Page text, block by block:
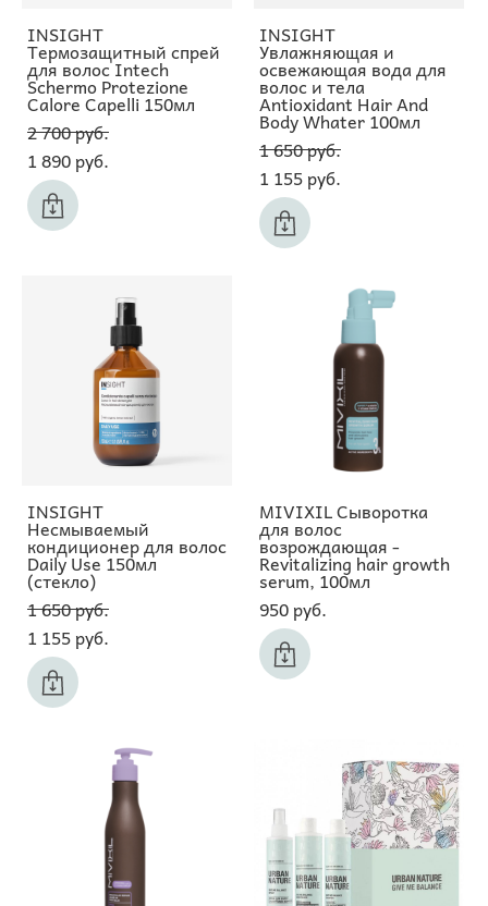
INSIGHT
Термозащитный спрей
для волос Intech
Schermo Protezione
Calore Capelli 150мл
2 700 pуб.
1 890 pуб.
INSIGHT
Увлажняющая и
освежающая вода для
волос и тела
Antioxidant Hair And
Body Whater 100мл
1 650 pуб.
1 155 pуб.
INSIGHT
Несмываемый
кондиционер для волос
Daily Use 150мл
(стекло)
1 650 pуб.
1 155 pуб.
MIVIXIL Сыворотка
для волос
возрождающая -
Revitalizing hair growth
serum, 100мл
950 pуб.